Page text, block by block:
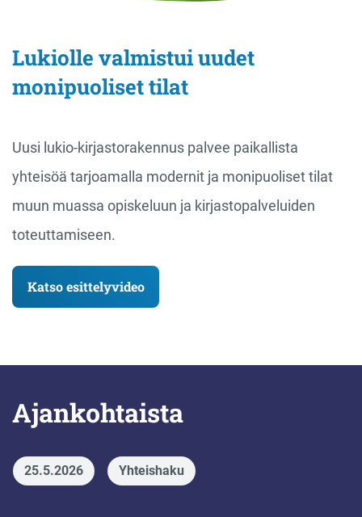
Lukiolle valmistui uudet
monipuoliset tilat
Uusi lukio-kirjastorakennus palvee paikallista
yhteisöä tarjoamalla modernit ja monipuoliset tilat
muun muassa opiskeluun ja kirjastopalveluiden
toteuttamiseen.
Katso esittelyvideo
Ajankohtaista
25.5.2026 Yhteishaku